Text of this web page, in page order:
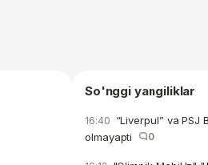
So'nggi yangiliklar
16:40 “Liverpul” va
olmayapti
0